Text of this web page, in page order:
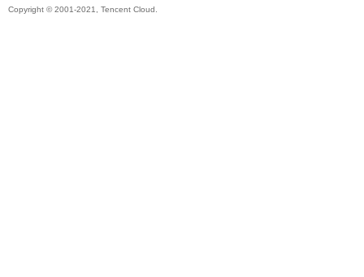
Copyright © 2001-2021, Tencent Cloud.